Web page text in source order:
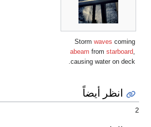
Storm waves coming
abeam from starboard,
causing water on deck.
انظر أيضاً
2